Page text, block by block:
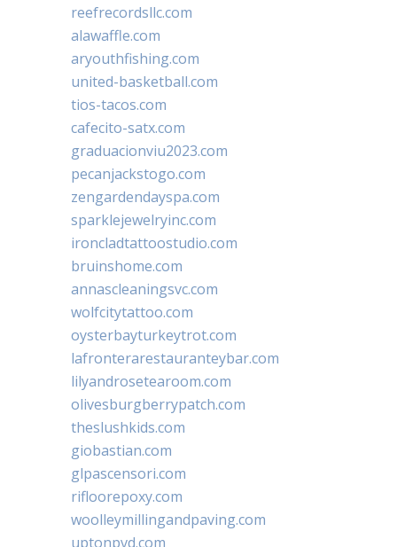
reefrecordsllc.com
alawaffle.com
aryouthfishing.com
united-basketball.com
tios-tacos.com
cafecito-satx.com
graduacionviu2023.com
pecanjackstogo.com
zengardendayspa.com
sparklejewelryinc.com
ironcladtattoostudio.com
bruinshome.com
annascleaningsvc.com
wolfcitytattoo.com
oysterbayturkeytrot.com
lafronterarestauranteybar.com
lilyandrosetearoom.com
olivesburgberrypatch.com
theslushkids.com
giobastian.com
glpascensori.com
rifloorepoxy.com
woolleymillingandpaving.com
uptonpvd.com